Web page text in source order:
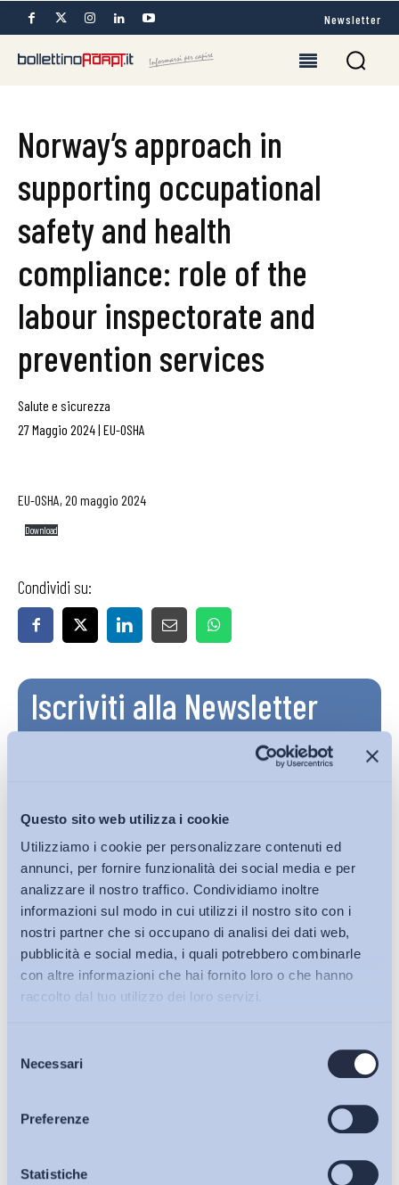
Questo sito web utilizza i cookie
Utilizziamo i cookie per personalizzare contenuti ed
annunci, per fornire funzionalità dei social media e per
analizzare il nostro traffico. Condividiamo inoltre
informazioni sul modo in cui utilizzi il nostro sito con i
nostri partner che si occupano di analisi dei dati web,
pubblicità e social media, i quali potrebbero combinarle
con altre informazioni che hai fornito loro o che hanno
raccolto dal tuo utilizzo dei loro servizi.
delNecessari
Preferenze
Statistiche
Bollettini ADAPT
Articoli
Osservatori
Newsletter
Norway’s approach in
supporting occupational
safety and health
compliance: role of the
labour inspectorate and
prevention services
Salute e sicurezza
27 Maggio 2024| EU-OSHA
EU-OSHA, 20 maggio 2024
Download
Condividi su:
Iscriviti alla Newsletter